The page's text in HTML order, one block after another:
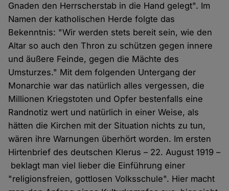
Gnaden den Herrscherstab in die Hand gelegt". Im
Namen der katholischen Herde folgte das
Bekenntnis: "Wir werden stets bereit sein, wie den
Altar so auch den Thron zu schützen gegen innere
und äußere Feinde, gegen die Mächte des
Umsturzes." Mit dem folgenden Untergang der
Monarchie war das natürlich alles vergessen, die
Millionen Kriegstoten und Opfer bestenfalls eine
Randnotiz wert und natürlich in einer Weise, als
hätten die Kirchen mit der Situation nichts zu tun,
wären ihre Warnungen überhört worden. Im ersten
Hirtenbrief des deutschen Klerus – 22. August 1919 –
beklagt man viel lieber die Einführung einer
"religionsfreien, gottlosen Volksschule". Hier macht